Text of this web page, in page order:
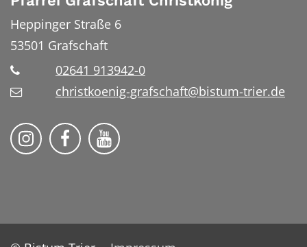
Heppinger Straße 6
53501 Grafschaft
02641 913942-0
christkoenig-grafschaft@bistum-trier.de
Pfarreiengemeinschaft Grafschaft auf
Pfarreiengemeinschaft Grafschaft
Pfarreiengemeinschaft